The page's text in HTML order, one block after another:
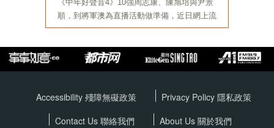
Accessibility 殘障無礙政策 Privacy Policy 隱私政策
Contact Us 聯絡我們
About Us 關於我們